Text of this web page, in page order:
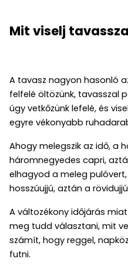
Mit viselj
A tavasz nagyon hasonló
felfelé öltözünk, tavasszal
úgy vetkőzünk lefelé, és
egyre vékonyabb
Ahogy melegszik az idő, a
háromnegyedes capri,
elhagyod a meleg
hosszúujjú, aztán a
A változékony időjárás
meg tudd választani, mit
számít, hogy reggel,
futni.